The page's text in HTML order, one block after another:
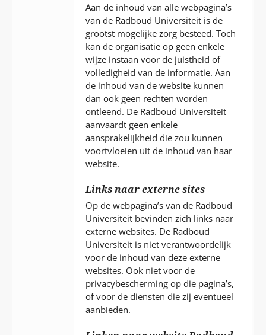
Aan de inhoud van alle webpagina’s
van de Radboud Universiteit is de
grootst mogelijke zorg besteed. Toch
kan de organisatie op geen enkele
wijze instaan voor de juistheid of
volledigheid van de informatie. Aan
de inhoud van de website kunnen
dan ook geen rechten worden
ontleend. De Radboud Universiteit
aanvaardt geen enkele
aansprakelijkheid die zou kunnen
voortvloeien uit de inhoud van haar
website.
Links naar externe sites
Op de webpagina’s van de Radboud
Universiteit bevinden zich links naar
externe websites. De Radboud
Universiteit is niet verantwoordelijk
voor de inhoud van deze externe
websites. Ook niet voor de
privacybescherming op die pagina’s,
of voor de diensten die zij eventueel
aanbieden.